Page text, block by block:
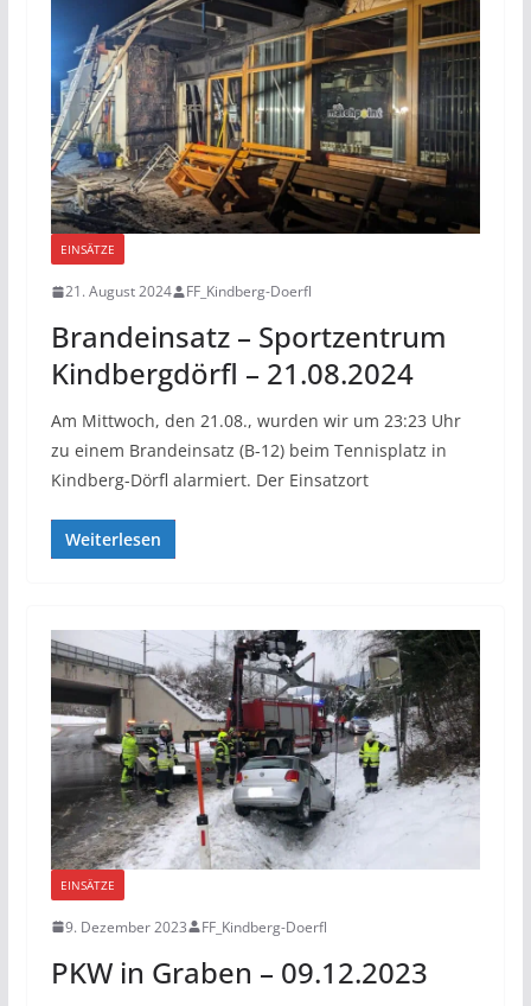
EINSÄTZE
21. August 2024 FF_Kindberg-Doerfl
Brandeinsatz – Sportzentrum
Kindbergdörfl – 21.08.2024
Am Mittwoch, den 21.08., wurden wir um 23:23 Uhr
zu einem Brandeinsatz (B-12) beim Tennisplatz in
Kindberg-Dörfl alarmiert. Der Einsatzort
Weiterlesen
EINSÄTZE
9. Dezember 2023 FF_Kindberg-Doerfl
PKW in Graben – 09.12.2023